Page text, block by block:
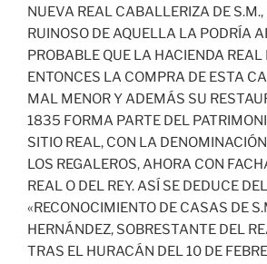
NUEVA REAL CABALLERIZA DE
RUINOSO DE AQUELLA LA PODRÍA
PROBABLE QUE LA HACIENDA REAL
ENTONCES LA COMPRA DE ESTA
MAL MENOR Y ADEMÁS SU
1835 FORMA PARTE DEL
SITIO REAL, CON LA
LOS REGALEROS, AHORA CON
REAL O DEL REY. ASÍ SE DEDUCE DEL
«RECONOCIMIENTO DE CASAS DE
HERNÁNDEZ, SOBRESTANTE DEL
TRAS EL HURACÁN DEL 10 DE